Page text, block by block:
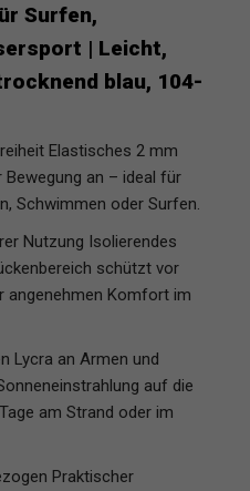
Surfen,
| Leicht,
blau, 104-
Elastisches 2 mm
an – ideal für
Schwimmen oder Surfen.
Nutzung Isolierendes
schützt vor
angenehmen Komfort im
Lycra an Armen und
auf die
am Strand oder im
Praktischer